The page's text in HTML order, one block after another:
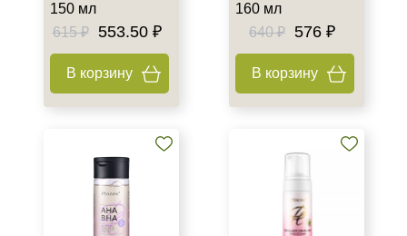
Испания
Россия
Показать еще
Тип товара
150 мл
615 ₽
553.50 ₽
В корзину
160 мл
640 ₽ 576 ₽
В корзину